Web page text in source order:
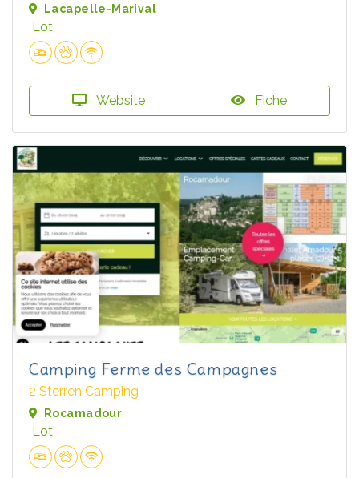
Lacapelle-Marival
Lot
Website Fiche
Camping Ferme des Campagnes
2 Sterren Camping
Rocamadour
Lot